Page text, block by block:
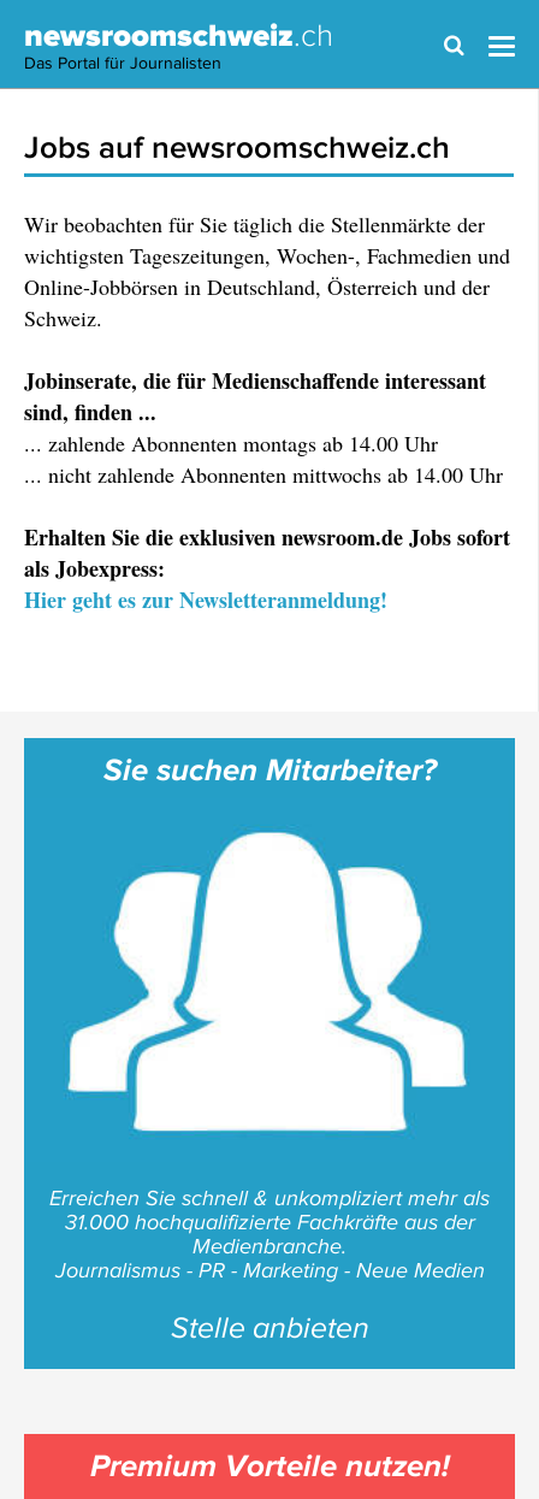
newsroomschweiz.ch
Das Portal für Journalisten
Jobs auf newsroomschweiz.ch
Wir beobachten für Sie täglich die Stellenmärkte der
wichtigsten Tageszeitungen, Wochen-, Fachmedien und
Online-Jobbörsen in Deutschland, Österreich und der
Schweiz.
Jobinserate, die für Medienschaffende interessant
sind, finden ...
... zahlende Abonnenten montags ab 14.00 Uhr
... nicht zahlende Abonnenten mittwochs ab 14.00 Uhr
Erhalten Sie die exklusiven newsroom.de Jobs sofort
als Jobexpress:
Hier geht es zur Newsletteranmeldung!
Sie suchen Mitarbeiter?
Erreichen Sie schnell & unkompliziert mehr als
31.000 hochqualifizierte Fachkräfte aus der
Medienbranche.
Journalismus - PR - Marketing - Neue Medien
Stelle anbieten
Premium Vorteile nutzen!